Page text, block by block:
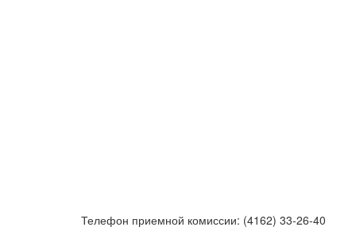
Телефон приемной комиссии: (4162) 33-26-40